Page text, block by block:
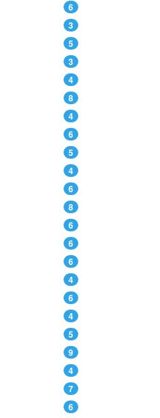
6
3
5
3
4
8
4
6
5
4
6
8
6
6
6
4
6
4
5
9
4
7
6